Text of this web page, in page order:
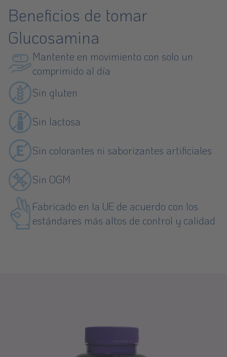
Beneficios de tomar
Glucosamina
Mantente en movimiento con solo un
comprimido al día
Sin gluten
Sin lactosa
Sin colorantes ni saborizantes artificiales
Sin OGM
Fabricado en la UE de acuerdo con los
estándares más altos de control y calidad